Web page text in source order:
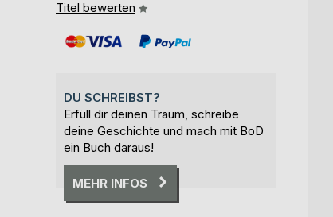
Titel bewerten
DU SCHREIBST?
Erfüll dir deinen Traum, schreibe
deine Geschichte und mach mit BoD
ein Buch daraus!
MEHR INFOS